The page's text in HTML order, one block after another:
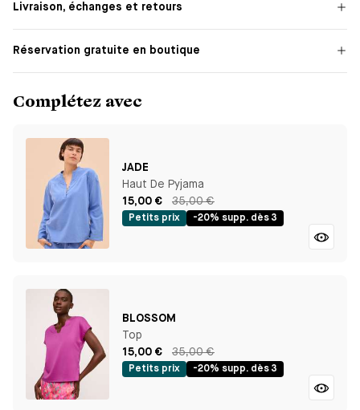
Livraison, échanges et retours
Réservation gratuite en boutique
Complétez avec
JADE
Haut De Pyjama
15,00 €
35,00 €
Petits prix -20% supp. dès 3
BLOSSOM
Top
15,00 €
35,00 €
Petits prix -20% supp. dès 3